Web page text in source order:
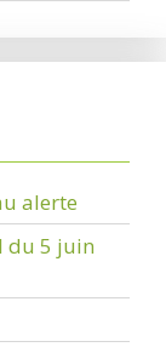
alerte
du 5 juin